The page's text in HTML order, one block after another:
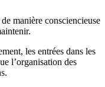
manière consciencieuse
les entrées dans les
l’organisation des